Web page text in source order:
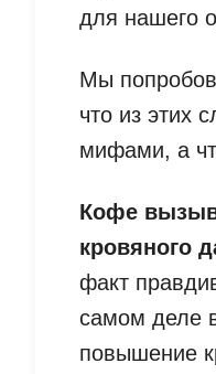
для нашего
Мы
что из этих
мифами, а
Кофе
кровяного
факт
самом деле
повышение